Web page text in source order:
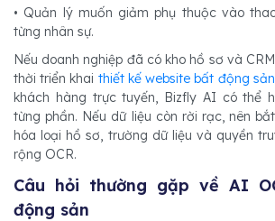
• Quản lý muốn giảm phụ thuộc vào
từng nhân sự.
Nếu doanh nghiệp đã có kho hồ sơ và
thời triển khai thiết kế website bất động sản
khách hàng trực tuyến, Bizfly AI có thể
từng phần. Nếu dữ liệu còn rời rạc, nên
hóa loại hồ sơ, trường dữ liệu và quyền
rộng OCR.
Câu hỏi thường gặp về AI
động sản